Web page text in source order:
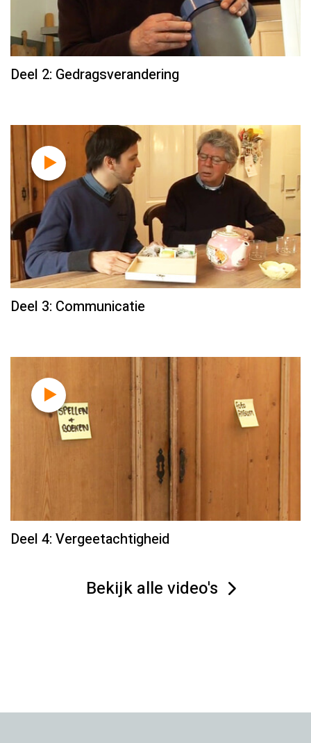
Deel 2: Gedragsverandering
Deel 3: Communicatie
Deel 4: Vergeetachtigheid
Bekijk alle video's